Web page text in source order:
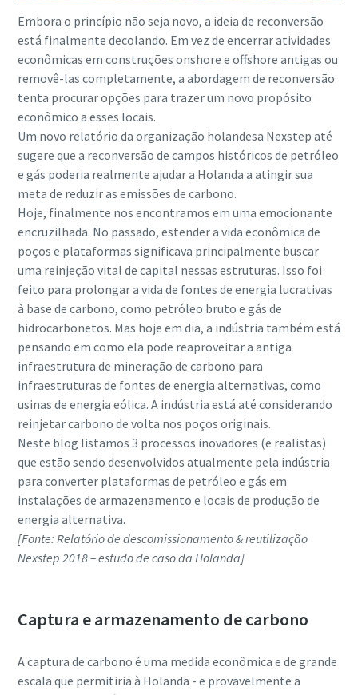
Embora o princípio não seja novo, a ideia de reconversão
está finalmente decolando. Em vez de encerrar atividades
econômicas em construções onshore e offshore antigas ou
removê-las completamente, a abordagem de reconversão
tenta procurar opções para trazer um novo propósito
econômico a esses locais.
Um novo relatório da organização holandesa Nexstep até
sugere que a reconversão de campos históricos de petróleo
e gás poderia realmente ajudar a Holanda a atingir sua
meta de reduzir as emissões de carbono.
Hoje, finalmente nos encontramos em uma emocionante
encruzilhada. No passado, estender a vida econômica de
poços e plataformas significava principalmente buscar
uma reinjeção vital de capital nessas estruturas. Isso foi
feito para prolongar a vida de fontes de energia lucrativas
à base de carbono, como petróleo bruto e gás de
hidrocarbonetos. Mas hoje em dia, a indústria também está
pensando em como ela pode reaproveitar a antiga
infraestrutura de mineração de carbono para
infraestruturas de fontes de energia alternativas, como
usinas de energia eólica. A indústria está até considerando
reinjetar carbono de volta nos poços originais.
Neste blog listamos 3 processos inovadores (e realistas)
que estão sendo desenvolvidos atualmente pela indústria
para converter plataformas de petróleo e gás em
instalações de armazenamento e locais de produção de
energia alternativa.
[Fonte: Relatório de descomissionamento & reutilização
Nexstep 2018 – estudo de caso da Holanda]
Captura e armazenamento de carbono
A captura de carbono é uma medida econômica e de grande
escala que permitiria à Holanda - e provavelmente a